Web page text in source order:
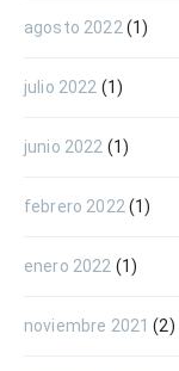
agosto 2022 (1)
julio 2022 (1)
junio 2022 (1)
febrero 2022 (1)
enero 2022 (1)
noviembre 2021 (2)